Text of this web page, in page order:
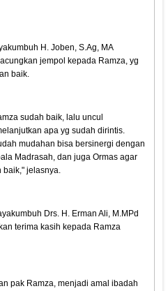
H. Joben, S.Ag, MA
jempol kepada Ramza, yg
baik.
sudah baik, lalu uncul
apa yg sudah dirintis.
mudahan bisa bersinergi dengan
Madrasah, dan juga Ormas agar
baik," jelasnya.
Drs. H. Erman Ali, M.MPd
terima kasih kepada Ramza
pak Ramza, menjadi amal ibadah